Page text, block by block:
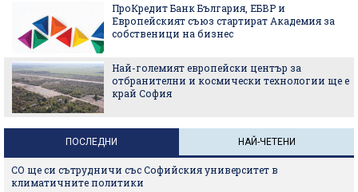
ПроКредит Банк България, ЕБВР и
Европейският съюз стартират Академия за
собственици на бизнес
Най-големият европейски център за
отбранителни и космически технологии ще е
край София
ПОСЛЕДНИ НАЙ-ЧЕТЕНИ
СО ще си сътрудничи със Софийския университет в
климатичните политики